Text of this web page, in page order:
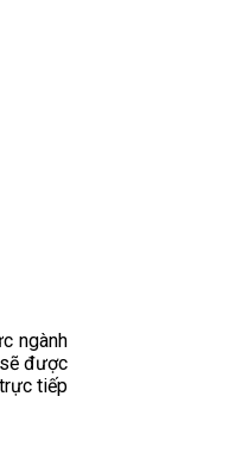
ngành
được
tiếp